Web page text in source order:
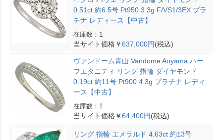
0.51ct 約6.5号 Pt950 3.3g F/VS1/3EX プラ
チナ レディース【中古】
在庫数：1
当サイト価格￥637,000円(税込)
ヴァンドーム青山 Vandome Aoyama ハー
フエタニティ リング 指輪 ダイヤモンド
0.19ct 約11号 Pt900 4.3g プラチナ レディ
ース【中古】
在庫数：1
当サイト価格￥64,400円(税込)
リング 指輪 エメラルド 4.63ct 約13号